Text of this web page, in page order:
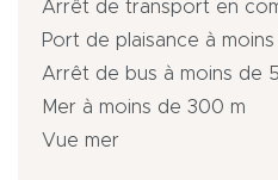
Arrêt de transport en
Port de plaisance à
Arrêt de bus à moins de
Mer à moins de 300 m
Vue mer